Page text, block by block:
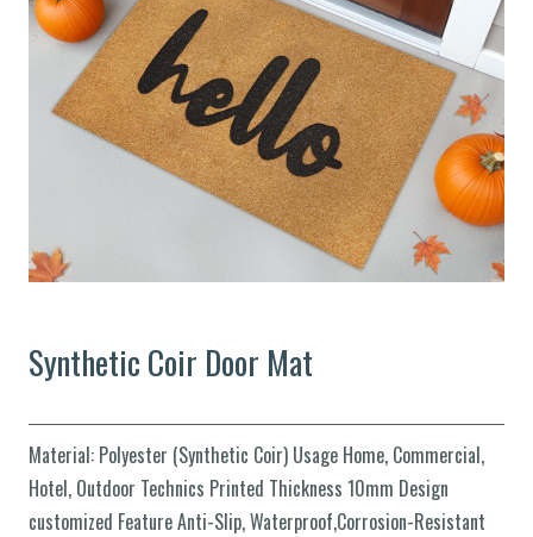
Synthetic Coir Door Mat
Material: Polyester (Synthetic Coir) Usage Home, Commercial,
Hotel, Outdoor Technics Printed Thickness 10mm Design
customized Feature Anti-Slip, Waterproof,Corrosion-Resistant